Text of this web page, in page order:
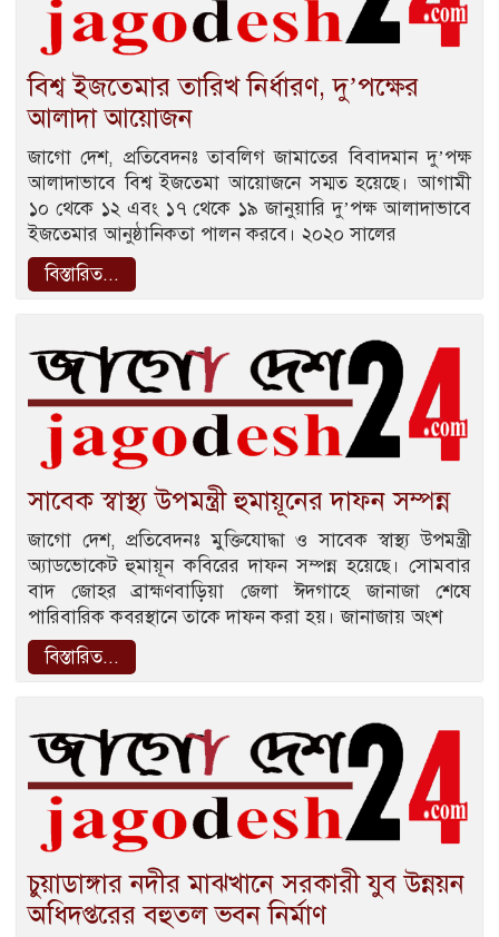
বিশ্ব ইজতেমার তারিখ নির্ধারণ, দু’পক্ষের
আলাদা আয়োজন
জাগো দেশ, প্রতিবেদনঃ তাবলিগ জামাতের বিবাদমান দু’পক্ষ
আলাদাভাবে বিশ্ব ইজতেমা আয়োজনে সম্মত হয়েছে। আগামী
১০ থেকে ১২ এবং ১৭ থেকে ১৯ জানুয়ারি দু’পক্ষ আলাদাভাবে
ইজতেমার আনুষ্ঠানিকতা পালন করবে। ২০২০ সালের
বিস্তারিত...
সাবেক স্বাস্থ্য উপমন্ত্রী হুমায়ূনের দাফন সম্পন্ন
জাগো দেশ, প্রতিবেদনঃ মুক্তিযোদ্ধা ও সাবেক স্বাস্থ্য উপমন্ত্রী
অ্যাডভোকেট হুমায়ূন কবিরের দাফন সম্পন্ন হয়েছে। সোমবার
বাদ জোহর ব্রাহ্মণবাড়িয়া জেলা ঈদগাহে জানাজা শেষে
পারিবারিক কবরস্থানে তাকে দাফন করা হয়। জানাজায় অংশ
বিস্তারিত...
চুয়াডাঙ্গার নদীর মাঝখানে সরকারী যুব উন্নয়ন
অধিদপ্তরের বহুতল ভবন নির্মাণ